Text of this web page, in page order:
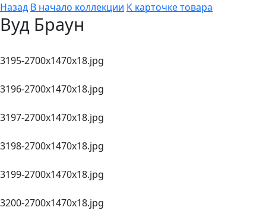
Назад В начало коллекции К карточке товара
Вуд Браун
3195-2700х1470х18.jpg
3196-2700х1470х18.jpg
3197-2700х1470х18.jpg
3198-2700х1470х18.jpg
3199-2700х1470х18.jpg
3200-2700х1470х18.jpg